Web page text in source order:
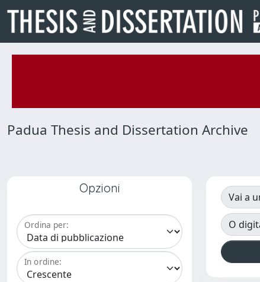
Padua Thesis and Dissertation Archive
Opzioni
Ordina per:
In ordine:
Vai a
O